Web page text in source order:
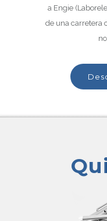
a Engie
de una carretera